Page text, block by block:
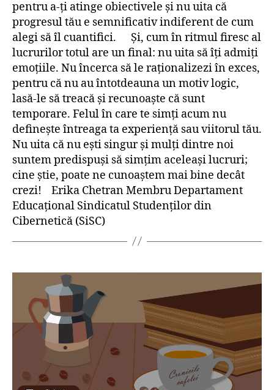
pentru a-ți atinge obiectivele și nu uita că
progresul tău e semnificativ indiferent de cum
alegi să îl cuantifici. Și, cum în ritmul firesc al
lucrurilor totul are un final: nu uita să îți admiți
emoțiile. Nu încerca să le raționalizezi în exces,
pentru că nu au întotdeauna un motiv logic,
lasă-le să treacă și recunoaște că sunt
temporare. Felul în care te simți acum nu
definește întreaga ta experiență sau viitorul tău.
Nu uita că nu ești singur și mulți dintre noi
suntem predispuși să simțim aceleași lucruri;
cine știe, poate ne cunoaștem mai bine decât
crezi! Erika Chetran Membru Departament
Educațional Sindicatul Studenților din
Cibernetică (SiSC)